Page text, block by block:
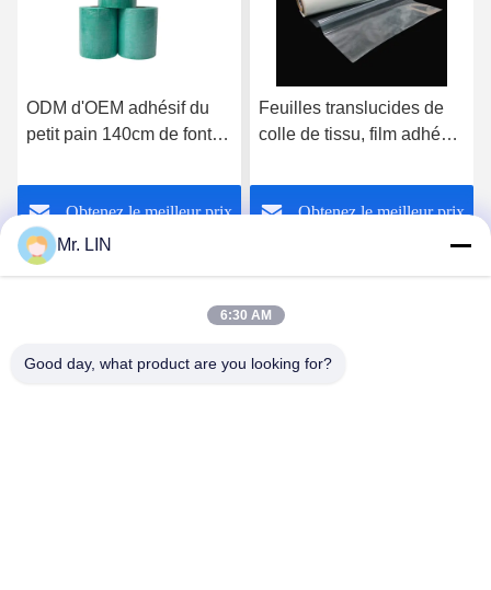
ODM d'OEM adhésif du
petit pain 140cm de fonte
colle de tissu chaud de
film pour coller la caisse
d'Ipad
Obtenez le meilleur prix
Feuilles translucides de
colle de tissu, film adhésif
crochet magique
Obtenez le meilleur prix
Guangdong Jinhonghai New Material
Mr. LIN
6:30 AM
Good day, what product are you looking for?